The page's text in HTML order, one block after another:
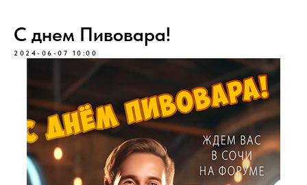
С днем Пивовара!
2024-06-07 10:00